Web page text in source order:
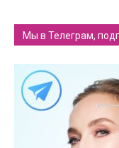
Мы в Телеграм,